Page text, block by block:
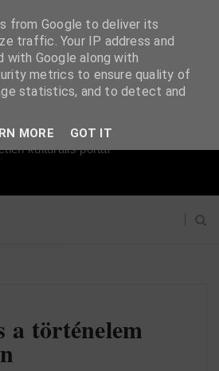
kulturális portál
a történelem
from Google to deliver its
traffic. Your IP address and
with Google along with
metrics to ensure quality of
statistics, and to detect and
MORE GOT IT